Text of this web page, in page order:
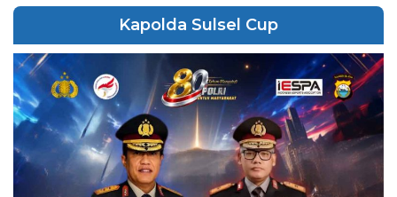
Kapolda Sulsel Cup